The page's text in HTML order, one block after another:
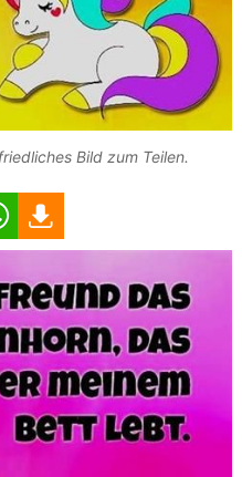
Bild zum Teilen.